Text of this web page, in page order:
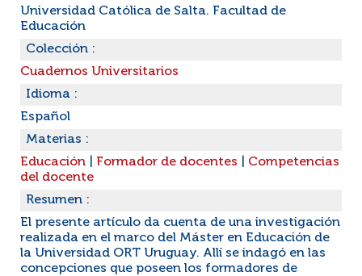
Universidad Católica de Salta. Facultad de
Educación
Colección :
Cuadernos Universitarios
Idioma :
Español
Materias :
Educación
Formador de docentes
Competencias
del docente
Resumen :
El presente artículo da cuenta de una investigación
realizada en el marco del Máster en Educación de
la Universidad ORT Uruguay. Allí se indagó en las
concepciones que poseen los formadores de